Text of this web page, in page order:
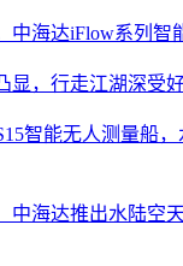
海达iFlow系列智
显，行走江湖深受好
智能无人测量船
中海达推出水陆空